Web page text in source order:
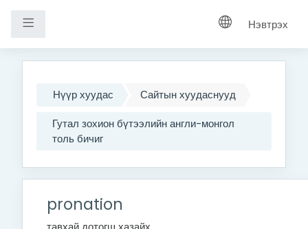
Хажуугийн самбар Нэвтрэх
Нүүр хуудас
Сайтын хуудаснууд
Гутал зохион бүтээлийн англи-монгол
толь бичиг
pronation